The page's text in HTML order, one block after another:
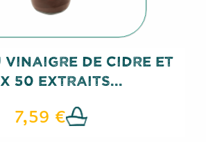
De Cidre Et
50 Extraits...
7,59 €